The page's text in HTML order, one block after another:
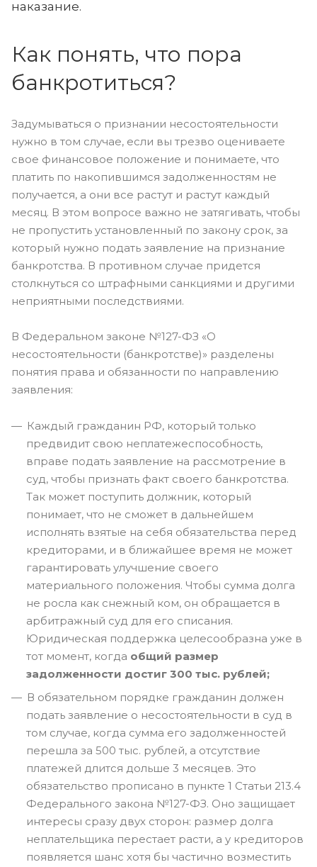
наказание.
Как понять, что пора
банкротиться?
Задумываться о признании несостоятельности
нужно в том случае, если вы трезво оцениваете
свое финансовое положение и понимаете, что
платить по накопившимся задолженностям не
получается, а они все растут и растут каждый
месяц. В этом вопросе важно не затягивать, чтобы
не пропустить установленный по закону срок, за
который нужно подать заявление на признание
банкротства. В противном случае придется
столкнуться со штрафными санкциями и другими
неприятными последствиями.
В Федеральном законе №127-ФЗ «О
несостоятельности (банкротстве)» разделены
понятия права и обязанности по направлению
заявления:
Каждый гражданин РФ, который только
предвидит свою неплатежеспособность,
вправе подать заявление на рассмотрение в
суд, чтобы признать факт своего банкротства.
Так может поступить должник, который
понимает, что не сможет в дальнейшем
исполнять взятые на себя обязательства перед
кредиторами, и в ближайшее время не может
гарантировать улучшение своего
материального положения. Чтобы сумма долга
не росла как снежный ком, он обращается в
арбитражный суд для его списания.
Юридическая поддержка целесообразна уже в
тот момент, когда общий размер
задолженности достиг 300 тыс. рублей;
В обязательном порядке гражданин должен
подать заявление о несостоятельности в суд в
том случае, когда сумма его задолженностей
перешла за 500 тыс. рублей, а отсутствие
платежей длится дольше 3 месяцев. Это
обязательство прописано в пункте 1 Статьи 213.4
Федерального закона №127-ФЗ. Оно защищает
интересы сразу двух сторон: размер долга
неплательщика перестает расти, а у кредиторов
появляется шанс хотя бы частично возместить